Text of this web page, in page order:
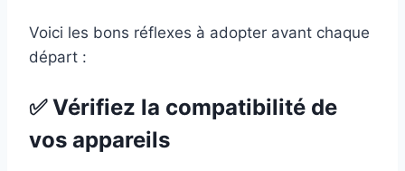
Voici les bons réflexes à adopter avant chaque
départ :
✅ Vérifiez la compatibilité de
vos appareils